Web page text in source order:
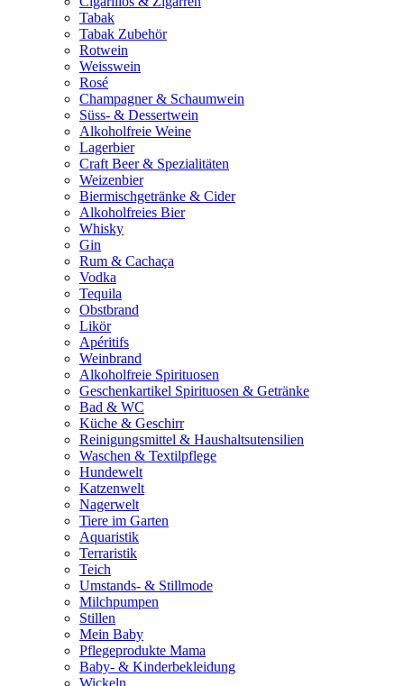
Tabak
Tabak Zubehör
Rotwein
Weisswein
Rosé
Champagner & Schaumwein
Süss- & Dessertwein
Alkoholfreie Weine
Lagerbier
Craft Beer & Spezialitäten
Weizenbier
Biermischgetränke & Cider
Alkoholfreies Bier
Whisky
Gin
Rum & Cachaça
Vodka
Tequila
Obstbrand
Likör
Apéritifs
Weinbrand
Alkoholfreie Spirituosen
Geschenkartikel Spirituosen & Getränke
Bad & WC
Küche & Geschirr
Reinigungsmittel & Haushaltsutensilien
Waschen & Textilpflege
Hundewelt
Katzenwelt
Nagerwelt
Tiere im Garten
Aquaristik
Terraristik
Teich
Umstands- & Stillmode
Milchpumpen
Stillen
Mein Baby
Pflegeprodukte Mama
Baby- & Kinderbekleidung
Wickeln